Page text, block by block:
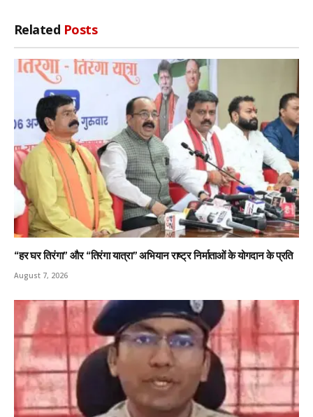
Related Posts
“हर घर तिरंगा” और “तिरंगा यात्रा” अभियान राष्ट्र निर्माताओं के योगदान के प्रति
August 7, 2026